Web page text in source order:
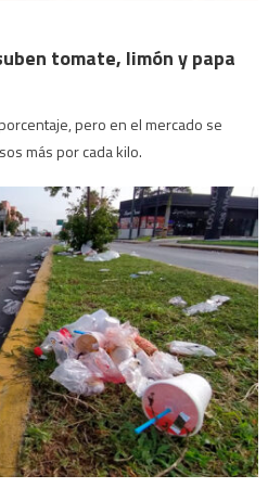
tomate, limón y papa
pero en el mercado se
más por cada kilo.